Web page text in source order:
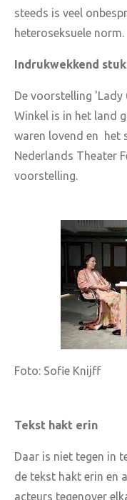
steeds is veel
heteroseksuele norm.
Indrukwekkend stuk
De voorstelling 'Lady
Winkel is in het land
waren lovend en het
Nederlands Theater
voorstelling.
Foto: Sofie Knijff
Tekst hakt erin
Daar is niet tegen in
de tekst hakt erin en
acteurs tegenover